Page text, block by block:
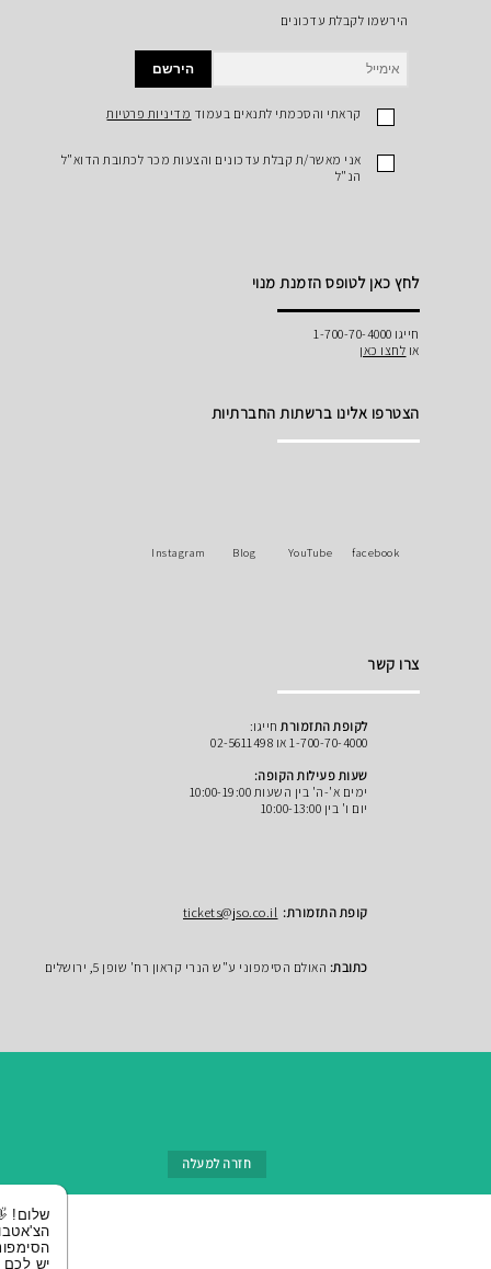
הירשמו לקבלת עדכונים
קראתי והסכמתי לתנאים בעמודמדיניות פרטיות
אני מאשר/ת קבלת עדכונים והצעות מכר לכתובת הדוא"ל
הנ"ל
לחץ כאן לטופס הזמנת מנוי
לחצו כאן
הצטרפו אלינו ברשתות החברתיות
YouTube
Blog
Instagram
לקופת התזמורתחייגו:
1-700-70-4000 או 02-5611498
שעות פעילות הקופה:
ימים א'-ה' בין השעות 10:00-19:00
קופת התזמורת: tickets@jso.co.il
האולם הסימפוני ע"ש הנרי קראון רח' שופן 5, ירושלים
חזרה למעלה
שלום! 👋 אני
הצ'אטבוט של
הסימפונית
יש לכם שאלות?